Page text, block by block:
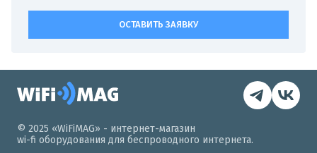
ОСТАВИТЬ ЗАЯВКУ
© 2025 «WiFiMAG» - интернет-магазин
wi-fi оборудования для беспроводного интернета.